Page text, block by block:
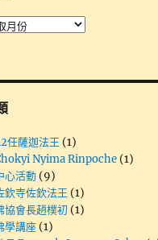
任薩迦法王 (1)
Nyima Rinpoche (1)
心活動 (9)
欽寺佐欽法王 (1)
協會長趙樸初 (1)
學講座 (1)